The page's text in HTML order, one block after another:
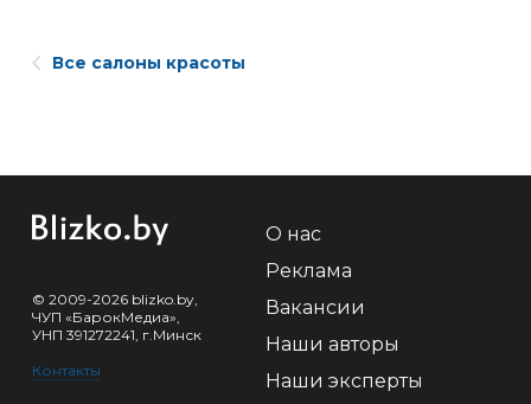
Все салоны красоты
© 2009-2026 blizko.by,
ЧУП «БарокМедиа»,
УНП 391272241, г.Минск
Контакты
О нас
Реклама
Вакансии
Наши авторы
Наши эксперты